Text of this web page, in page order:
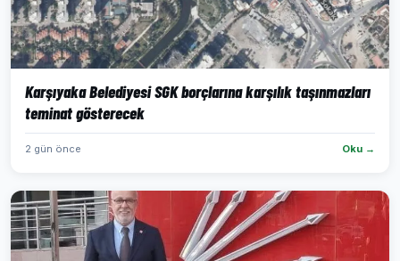
Karşıyaka Belediyesi SGK borçlarına karşılık taşınmazları
teminat gösterecek
2 gün önce Oku →